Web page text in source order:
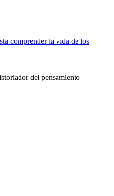
comprender la vida de los
del pensamiento